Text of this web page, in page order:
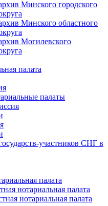
Минского городского
Минского областного
Могилевского
палата
палаты
участников СНГ в
палата
нотариальная палата
нотариальная палата